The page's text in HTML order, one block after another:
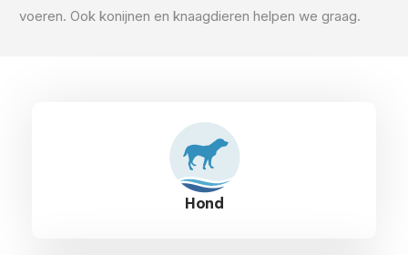
voeren. Ook konijnen en knaagdieren helpen we graag.
Hond